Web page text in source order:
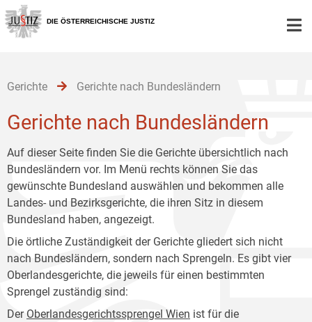
Zur
Hauptnavigation
[1]
Zum
Inhalt
[2]
Zum
Untermenü
[3]
DIE ÖSTERREICHISCHE JUSTIZ
Gerichte Gerichte nach Bundesländern
Gerichte nach Bundesländern
Auf dieser Seite finden Sie die Gerichte übersichtlich nach
Bundesländern vor. Im Menü rechts können Sie das
gewünschte Bundesland auswählen und bekommen alle
Landes- und Bezirksgerichte, die ihren Sitz in diesem
Bundesland haben, angezeigt.
Die örtliche Zuständigkeit der Gerichte gliedert sich nicht
nach Bundesländern, sondern nach Sprengeln. Es gibt vier
Oberlandesgerichte, die jeweils für einen bestimmten
Sprengel zuständig sind:
DerOberlandesgerichtssprengel Wien ist für die